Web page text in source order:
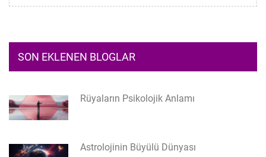
SON EKLENEN BLOGLAR
Rüyaların Psikolojik Anlamı
Astrolojinin Büyülü Dünyası